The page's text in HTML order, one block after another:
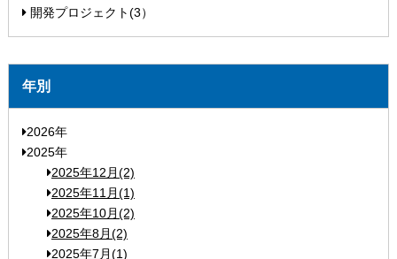
開発プロジェクト(3）
年別
2026年
2025年
2025年12月(2)
2025年11月(1)
2025年10月(2)
2025年8月(2)
2025年7月(1)